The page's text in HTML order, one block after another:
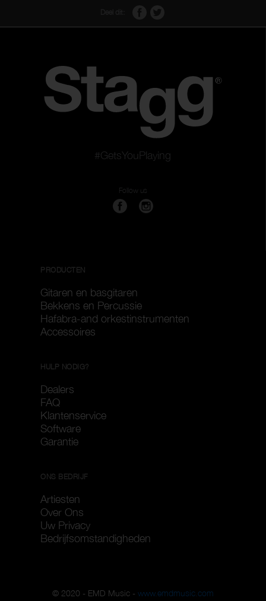
#GetsYouPlaying
Follow us
PRODUCTEN
Gitaren en basgitaren
Bekkens en Percussie
Hafabra-and orkestinstrumenten
Accessoires
HULP NODIG?
Dealers
FAQ
Klantenservice
Software
Garantie
ONS BEDRIJF
Artiesten
Over Ons
Uw Privacy
Bedrijfsomstandigheden
© 2020 - EMD Music - www.emdmusic.com